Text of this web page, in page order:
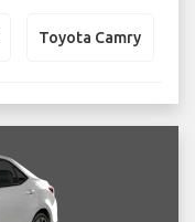
Toyota Camry